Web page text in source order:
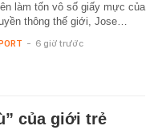
làm tốn vô số giấy mực của
thông thế giới, Jose…
- 6 giờ trước
của giới trẻ